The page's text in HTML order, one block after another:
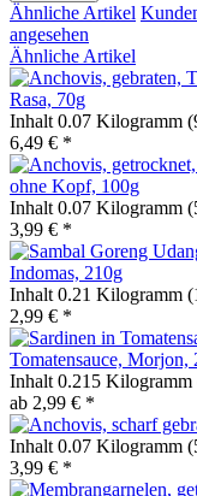
Ähnliche Artikel
angesehen
Ähnliche Artikel
Rasa, 70g
Inhalt 0.07 Kilogramm
6,49 € *
ohne Kopf, 100g
Inhalt 0.07 Kilogramm
3,99 € *
Indomas, 210g
Inhalt 0.21 Kilogramm
2,99 € *
Tomatensauce, Morjon,
Inhalt 0.215 Kilogramm
ab 2,99 € *
Inhalt 0.07 Kilogramm
3,99 € *